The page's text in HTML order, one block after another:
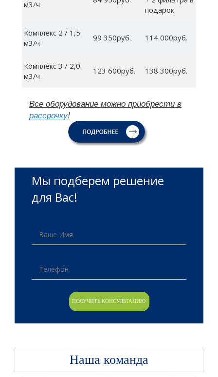
м3/ч
подарок
Комплекс 2 / 1,5
м3/ч
99 350руб. 114 000руб.
Комплекс 3 / 2,0
м3/ч
123 600руб. 138 300руб.
Все оборудование можно приобрести в
рассрочку!
Мы подберем решение
для Вас!
Наша команда